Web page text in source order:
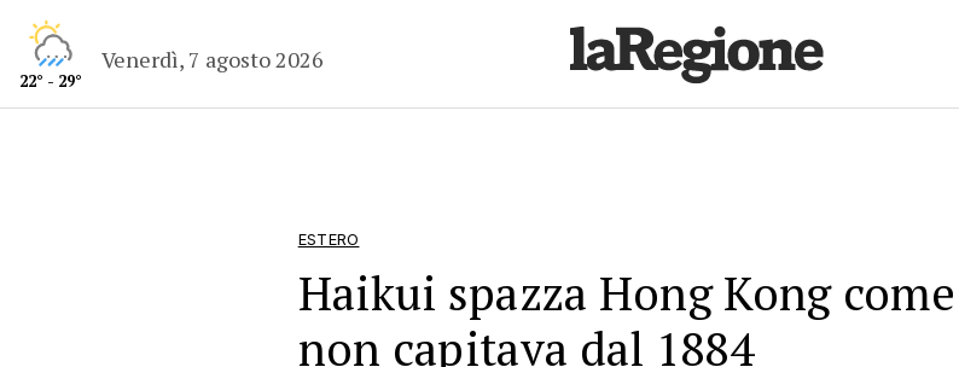
22° - 29°
Venerdì, 7 agosto 2026
ESTERO
Haikui spazza Hong Kong come
non capitava dal 1884